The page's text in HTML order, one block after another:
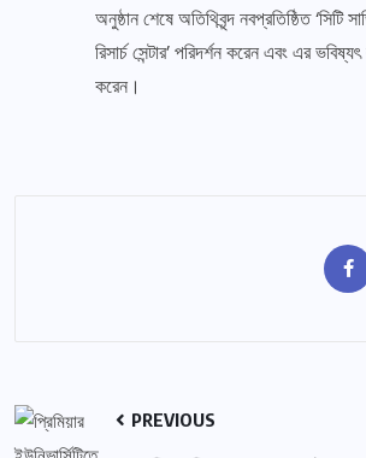
অনুষ্ঠান শেষে অতিথিবৃন্দ নবপ্রতিষ্ঠিত ‘সিটি
রিসার্চ সেন্টার’ পরিদর্শন করেন এবং এর
করেন।
PREVIOUS